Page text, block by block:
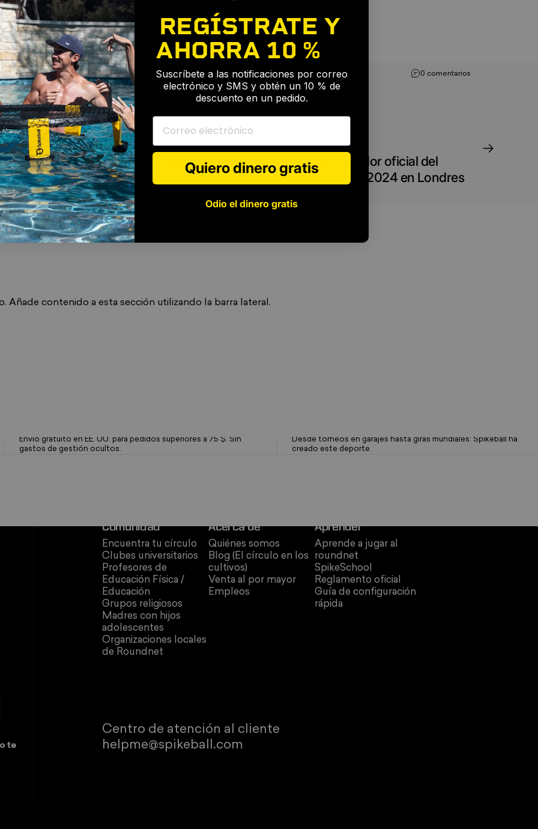
electrónico
0 comentarios
entretener a tu
18 de junio de 2024 porRuth Troughton
Spikeball se convierte en patrocinador oficial del
Campeonato Mundial de Roundnet 2024 en Londres
contenido a esta sección utilizando la barra lateral.
Envío gratuito en EE. UU. para pedidos superiores a 75 $. Sin
gastos de gestión ocultos.
Desde torneos en garajes hasta giras mundiales: Spikeball ha
creado este deporte.
Comunidad
Encuentra tu círculo
Clubes universitarios
Profesores de
Educación Física /
Educación
Grupos religiosos
Madres con hijos
adolescentes
Organizaciones locales
de Roundnet
Acerca de
Quiénes somos
Blog (El círculo en los
cultivos)
Venta al por mayor
Empleos
Aprender
Aprende a jugar al
roundnet
SpikeSchool
Reglamento oficial
Guía de configuración
rápida
Centro de atención al cliente
helpme@spikeball.com
te
REGÍSTRATE Y
AHORRA 10 %
Suscríbete a las notificaciones por correo
electrónico y SMS y obtén un 10 % de
descuento en un pedido.
Correo electrónico
Quiero dinero gratis
Odio el dinero gratis